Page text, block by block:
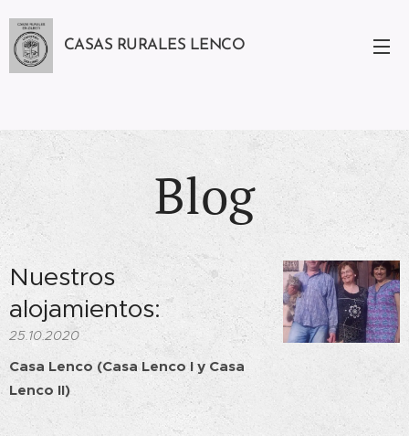
CASAS RURALES LENCO
Blog
Nuestros
alojamientos:
25.10.2020
Casa Lenco (Casa Lenco I y Casa
Lenco II)